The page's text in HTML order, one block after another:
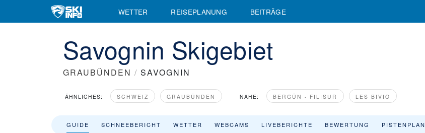
WETTER REISEPLANUNG BEITRÄGE
Savognin Skigebiet
GRAUBÜNDEN / SAVOGNIN
ÄHNLICHES: SCHWEIZ GRAUBÜNDEN NAHE: BERGÜN - FILISUR LES BIVIO
GUIDE SCHNEEBERICHT WETTER WEBCAMS LIVEBERICHTE BEWERTUNG PISTENPLAN
Skigebiet Savognin - Skiinfo.de